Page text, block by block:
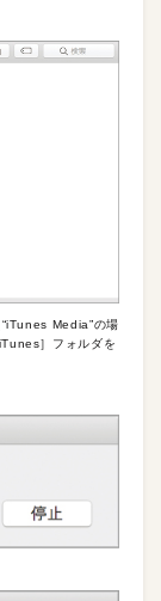
Media”の場
］フォルダを